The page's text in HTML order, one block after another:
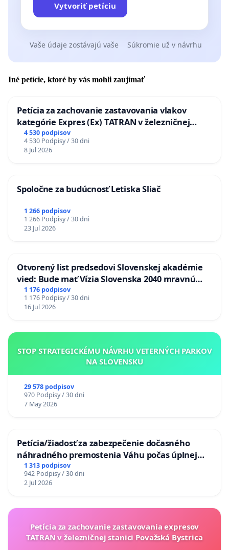
Vytvoriť petíciu
Vaše údaje zostávajú vaše Súkromie už v návrhu
Iné petície, ktoré by vás mohli zaujímať
Petícia za zachovanie zastavovania vlakov
kategórie Expres (Ex) TATRAN v železničnej
stanici Púchov
4 530 podpisov
4 530 Podpisy / 30 dni
8 Jul 2026
Spoločne za budúcnosť Letiska Sliač
1 266 podpisov
1 266 Podpisy / 30 dni
23 Jul 2026
Otvorený list predsedovi Slovenskej akadémie
vied: Bude mať Vízia Slovenska 2040 mravnú
chrbticu?
1 176 podpisov
1 176 Podpisy / 30 dni
16 Jul 2026
STOP STRATEGICKÉMU NÁVRHU VETERNÝCH PARKOV
NA SLOVENSKU
29 578 podpisov
970 Podpisy / 30 dni
7 May 2026
Petícia/žiadosť za zabezpečenie dočasného
náhradného premostenia Váhu počas úplnej
uzávery Vážskeho mosta v Komárne
1 313 podpisov
942 Podpisy / 30 dni
2 Jul 2026
Petícia za zachovanie zastavovania expresov
TATRAN v železničnej stanici Považská Bystrica